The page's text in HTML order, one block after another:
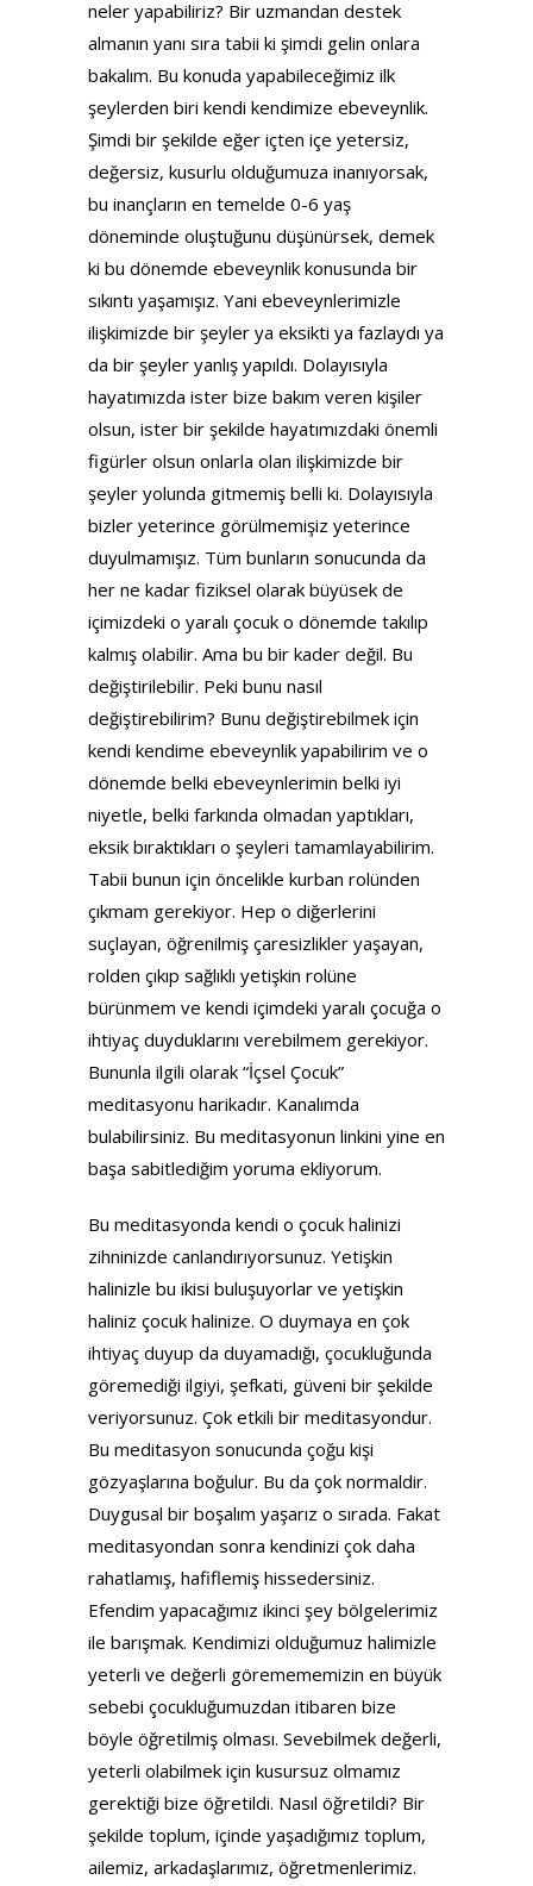
neler yapabiliriz? Bir uzmandan destek
almanın yanı sıra tabii ki şimdi gelin onlara
bakalım. Bu konuda yapabileceğimiz ilk
şeylerden biri kendi kendimize ebeveynlik.
Şimdi bir şekilde eğer içten içe yetersiz,
değersiz, kusurlu olduğumuza inanıyorsak,
bu inançların en temelde 0-6 yaş
döneminde oluştuğunu düşünürsek, demek
ki bu dönemde ebeveynlik konusunda bir
sıkıntı yaşamışız. Yani ebeveynlerimizle
ilişkimizde bir şeyler ya eksikti ya fazlaydı ya
da bir şeyler yanlış yapıldı. Dolayısıyla
hayatımızda ister bize bakım veren kişiler
olsun, ister bir şekilde hayatımızdaki önemli
figürler olsun onlarla olan ilişkimizde bir
şeyler yolunda gitmemiş belli ki. Dolayısıyla
bizler yeterince görülmemişiz yeterince
duyulmamışız. Tüm bunların sonucunda da
her ne kadar fiziksel olarak büyüsek de
içimizdeki o yaralı çocuk o dönemde takılıp
kalmış olabilir. Ama bu bir kader değil. Bu
değiştirilebilir. Peki bunu nasıl
değiştirebilirim? Bunu değiştirebilmek için
kendi kendime ebeveynlik yapabilirim ve o
dönemde belki ebeveynlerimin belki iyi
niyetle, belki farkında olmadan yaptıkları,
eksik bıraktıkları o şeyleri tamamlayabilirim.
Tabii bunun için öncelikle kurban rolünden
çıkmam gerekiyor. Hep o diğerlerini
suçlayan, öğrenilmiş çaresizlikler yaşayan,
rolden çıkıp sağlıklı yetişkin rolüne
bürünmem ve kendi içimdeki yaralı çocuğa o
ihtiyaç duyduklarını verebilmem gerekiyor.
Bununla ilgili olarak “İçsel Çocuk”
meditasyonu harikadır. Kanalımda
bulabilirsiniz. Bu meditasyonun linkini yine en
başa sabitlediğim yoruma ekliyorum.
Bu meditasyonda kendi o çocuk halinizi
zihninizde canlandırıyorsunuz. Yetişkin
halinizle bu ikisi buluşuyorlar ve yetişkin
haliniz çocuk halinize. O duymaya en çok
ihtiyaç duyup da duyamadığı, çocukluğunda
göremediği ilgiyi, şefkati, güveni bir şekilde
veriyorsunuz. Çok etkili bir meditasyondur.
Bu meditasyon sonucunda çoğu kişi
gözyaşlarına boğulur. Bu da çok normaldir.
Duygusal bir boşalım yaşarız o sırada. Fakat
meditasyondan sonra kendinizi çok daha
rahatlamış, hafiflemiş hissedersiniz.
Efendim yapacağımız ikinci şey bölgelerimiz
ile barışmak. Kendimizi olduğumuz halimizle
yeterli ve değerli göremememizin en büyük
sebebi çocukluğumuzdan itibaren bize
böyle öğretilmiş olması. Sevebilmek değerli,
yeterli olabilmek için kusursuz olmamız
gerektiği bize öğretildi. Nasıl öğretildi? Bir
şekilde toplum, içinde yaşadığımız toplum,
ailemiz, arkadaşlarımız, öğretmenlerimiz.